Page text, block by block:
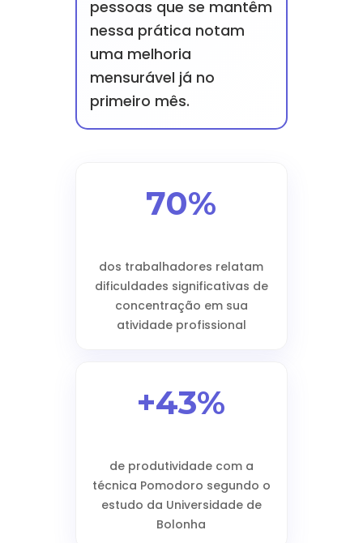
pessoas que se mantêm
nessa prática notam
uma melhoria
mensurável já no
primeiro mês.
70%
dos trabalhadores relatam
dificuldades significativas de
concentração em sua
atividade profissional
+43%
de produtividade com a
técnica Pomodoro segundo o
estudo da Universidade de
Bolonha